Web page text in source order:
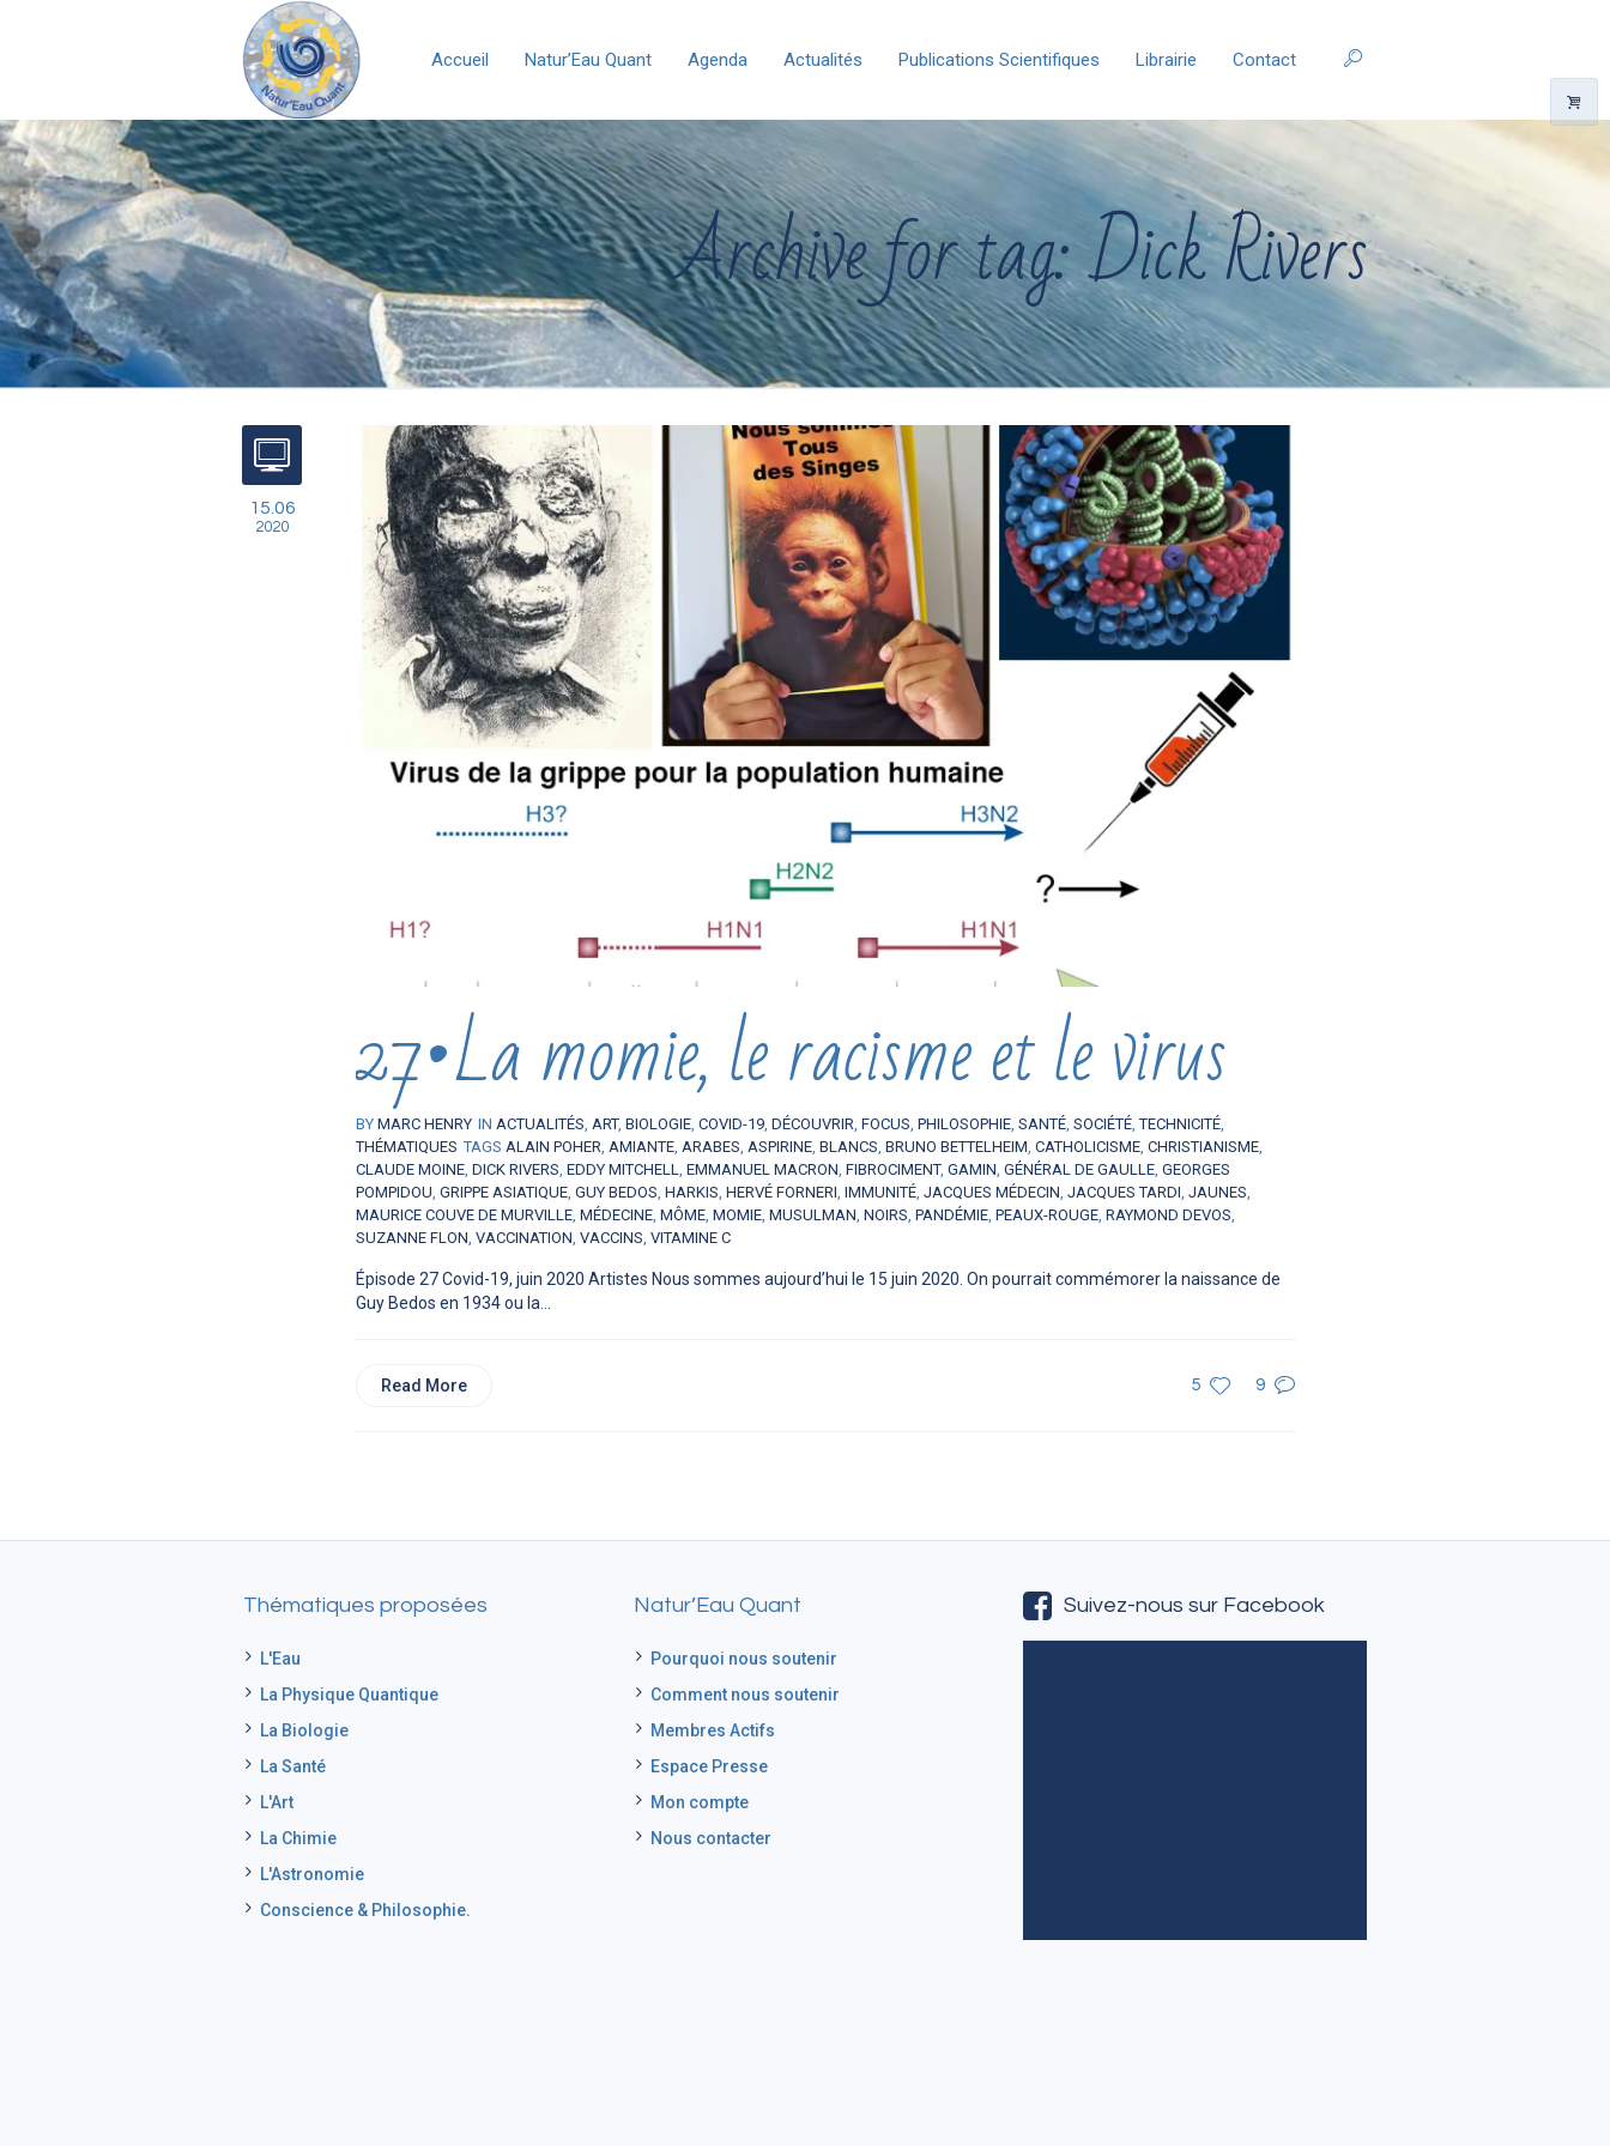
Accueil Natur’Eau Quant Agenda Actualités Publications Scientifiques Librairie Contact
Archive for tag: Dick Rivers
15.06
2020
27•La momie, le racisme et le virus
BY MARC HENRY IN ACTUALITÉS, ART, BIOLOGIE, COVID-19, DÉCOUVRIR, FOCUS, PHILOSOPHIE, SANTÉ, SOCIÉTÉ,TECHNICITÉ,
THÉMATIQUES TAGS ALAIN POHER, AMIANTE, ARABES, ASPIRINE, BLANCS, BRUNO BETTELHEIM, CATHOLICISME, CHRISTIANISME,
CLAUDE MOINE, DICK RIVERS, EDDY MITCHELL, EMMANUEL MACRON, FIBROCIMENT, GAMIN, GÉNÉRAL DE GAULLE, GEORGES
POMPIDOU, GRIPPE ASIATIQUE, GUY BEDOS, HARKIS, HERVÉ FORNERI, IMMUNITÉ, JACQUES MÉDECIN, JACQUES TARDI, JAUNES,
MAURICE COUVE DE MURVILLE, MÉDECINE, MÔME, MOMIE, MUSULMAN, NOIRS, PANDÉMIE, PEAUX-ROUGE, RAYMOND DEVOS,
SUZANNE FLON, VACCINATION, VACCINS, VITAMINE C
Épisode 27 Covid-19, juin 2020 Artistes Nous sommes aujourd’hui le 15 juin 2020. On pourrait commémorer la naissance de
Guy Bedos en 1934 ou la...
5 9
Read More
Thématiques proposées
L'Eau
La Physique Quantique
La Biologie
La Santé
L'Art
La Chimie
L'Astronomie
Conscience & Philosophie.
Natur’Eau Quant
Pourquoi nous soutenir
Comment nous soutenir
Membres Actifs
Espace Presse
Mon compte
Nous contacter
Suivez-nous sur Facebook